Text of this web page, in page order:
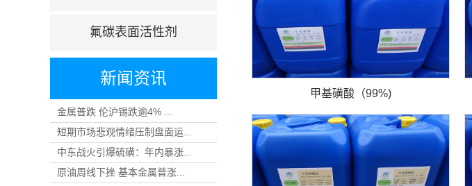
氟碳表面活性剂
新闻资讯
金属普跌 伦沪锡跌逾4% ...
短期市场悲观情绪压制盘面运...
中东战火引爆硫磺：年内暴涨...
原油周线下挫 基本金属普涨...
甲基磺酸（99%)